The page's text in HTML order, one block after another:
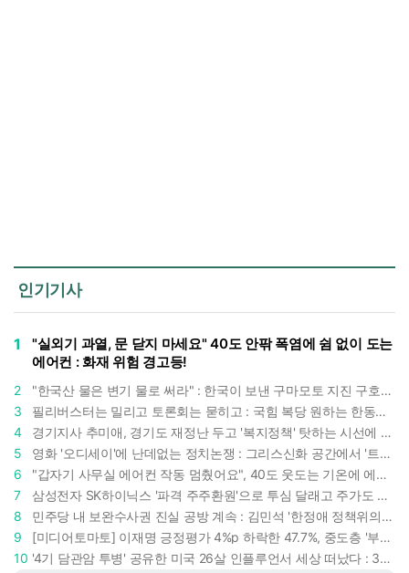
인기기사
1
"실외기 과열, 문 닫지 마세요" 40도 안팎 폭염에 쉼 없이 도는
에어컨 : 화재 위험 경고등!
2
"한국산 물은 변기 물로 써라" : 한국이 보낸 구마모토 지진 구호품에 한 일본인의 '어처구니 없는' 반응
3
필리버스터는 밀리고 토론회는 묻히고 : 국힘 복당 원하는 한동훈, '검사 정치'의 한계만 드러내나
4
경기지사 추미애, 경기도 재정난 두고 '복지정책' 탓하는 시선에 정면 반박 : "고령자와 아이 인구 급증"
5
영화 '오디세이'에 난데없는 정치논쟁 : 그리스신화 공간에서 '트럼프 전쟁의 참혹함'이 보인다
6
"갑자기 사무실 에어컨 작동 멈췄어요", 40도 웃도는 기온에 에어컨도 숨이 찬다
7
삼성전자 SK하이닉스 '파격 주주환원'으로 투심 달래고 주가도 받칠까, 100조 넘는 추가 배당 재원에 쏠리는 눈
8
민주당 내 보완수사권 진실 공방 계속 : 김민석 '한정애 정책위의장' 발언 근거로 내세우자 사무총장 지낸 조승래 반박
9
[미디어토마토] 이재명 긍정평가 4%p 하락한 47.7%, 중도층 '부정 49.7% vs 긍정 42.9%'
10
'4기 담관암 투병' 공유한 미국 26살 인플루언서 세상 떠났다 : 3년간 보여준 희망과 용기